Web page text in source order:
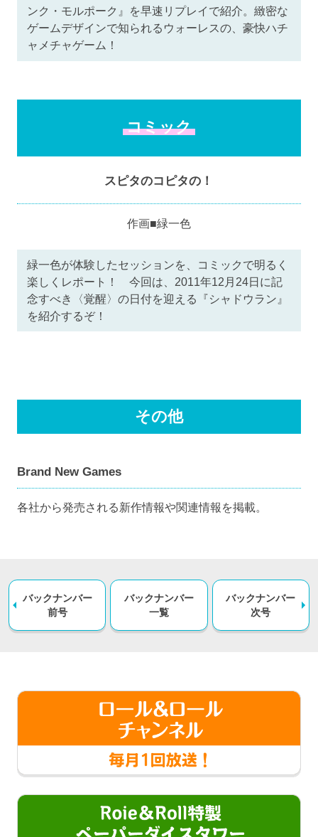
ンク・モルポーク』を早速リプレイで紹介。緻密な
ゲームデザインで知られるウォーレスの、豪快ハチ
ャメチャゲーム！
コミック
スピタのコピタの！
作画■緑一色
緑一色が体験したセッションを、コミックで明るく
楽しくレポート！ 今回は、2011年12月24日に記
念すべき〈覚醒〉の日付を迎える『シャドウラン』
を紹介するぞ！
その他
Brand New Games
各社から発売される新作情報や関連情報を掲載。
バックナンバー
前号
バックナンバー
一覧
バックナンバー
次号